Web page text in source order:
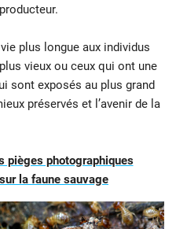
plus longue aux individus
vieux ou ceux qui ont une
sont exposés au plus grand
préservés et l’avenir de la
pièges photographiques
la faune sauvage